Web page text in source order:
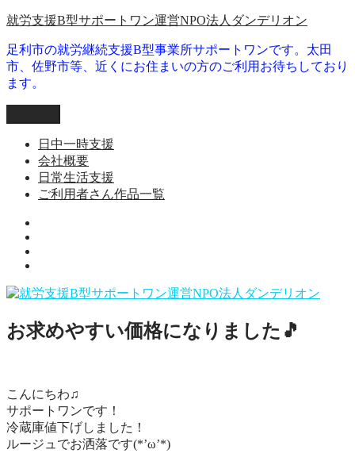
コ
テ
ン
ツ
へ
就労支援B型サポートワン運営NPO法人ダンデリオン
足利市の就労継続支援B型事業所サポートワンです。太田
市、佐野市等、近くにお住まいの方のご利用お待ちしており
ます。
日中一時支援
会社概要
日常生活支援
ご利用者さん作品一覧
支
B
型
所
サ
ポ
ー
ト
活
支
援
概
要
用
さ
一
覧
お求めやすい価格になりました🎵
こんにちわ♫
サポートワンです！
冷蔵庫値下げしました！
ルージュでお洒落です(*’ω’*)